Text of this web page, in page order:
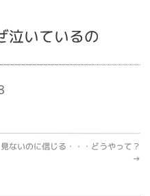
泣いているの
見ないのに信じる・・・どうやって？
→